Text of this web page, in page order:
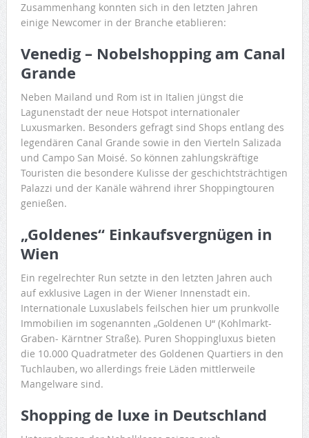
Zusammenhang konnten sich in den letzten Jahren
einige Newcomer in der Branche etablieren:
Venedig – Nobelshopping am Canal
Grande
Neben Mailand und Rom ist in Italien jüngst die
Lagunenstadt der neue Hotspot internationaler
Luxusmarken. Besonders gefragt sind Shops entlang des
legendären Canal Grande sowie in den Vierteln Salizada
und Campo San Moisé. So können zahlungskräftige
Touristen die besondere Kulisse der geschichtsträchtigen
Palazzi und der Kanäle während ihrer Shoppingtouren
genießen.
„Goldenes“ Einkaufsvergnügen in
Wien
Ein regelrechter Run setzte in den letzten Jahren auch
auf exklusive Lagen in der Wiener Innenstadt ein.
Internationale Luxuslabels feilschen hier um prunkvolle
Immobilien im sogenannten „Goldenen U“ (Kohlmarkt-
Graben- Kärntner Straße). Puren Shoppingluxus bieten
die 10.000 Quadratmeter des Goldenen Quartiers in den
Tuchlauben, wo allerdings freie Läden mittlerweile
Mangelware sind.
Shopping de luxe in Deutschland